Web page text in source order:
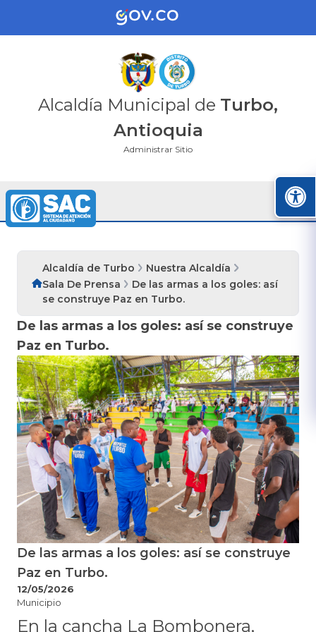
Alcaldía Municipal de Turbo,
Antioquia
Administrar Sitio
Alcaldía de Turbo
Nuestra Alcaldía
Sala De Prensa
De las armas a los goles: así
se construye Paz en Turbo.
De las armas a los goles: así se construye
Paz en Turbo.
De las armas a los goles: así se construye
Paz en Turbo.
12/05/2026
Municipio
En la cancha La Bombonera,